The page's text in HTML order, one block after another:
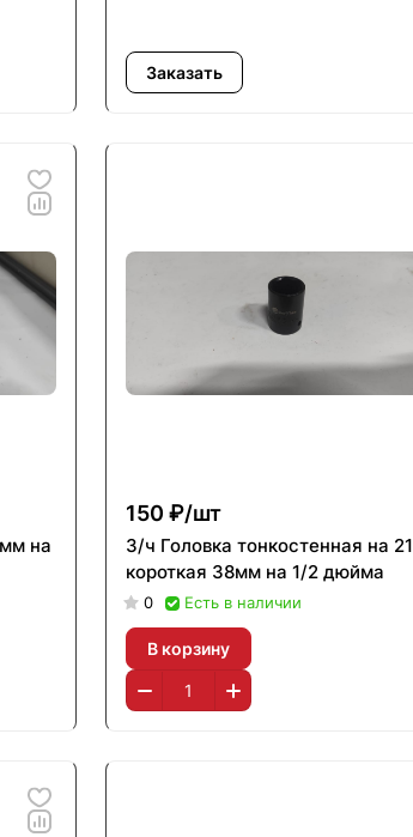
Заказать
на
150 ₽/шт
З/ч Головка тонкостенная на 21
короткая 38мм на 1/2 дюйма
0 Есть в наличии
В корзину